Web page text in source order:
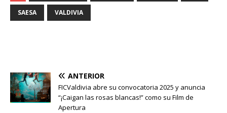
SAESA VALDIVIA
ANTERIOR
FICValdivia abre su convocatoria 2025 y anuncia
“¡Caigan las rosas blancas!” como su Film de
Apertura